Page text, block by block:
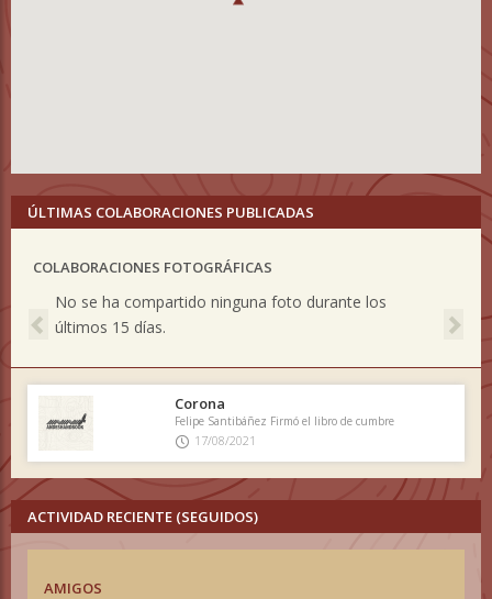
ÚLTIMAS COLABORACIONES PUBLICADAS
COLABORACIONES FOTOGRÁFICAS
No se ha compartido ninguna foto durante los
últimos 15 días.
Previous
Corona
Felipe Santibáñez Firmó el libro de cumbre
17/08/2021
ACTIVIDAD RECIENTE (SEGUIDOS)
AMIGOS